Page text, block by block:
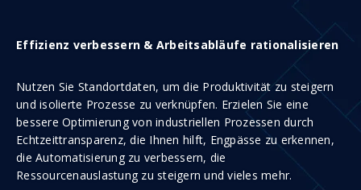
Effizienz verbessern & Arbeitsabläufe rationalisieren
Nutzen Sie Standortdaten, um die Produktivität zu steigern
und isolierte Prozesse zu verknüpfen. Erzielen Sie eine
bessere Optimierung von industriellen Prozessen durch
Echtzeittransparenz, die Ihnen hilft, Engpässe zu erkennen,
die Automatisierung zu verbessern, die
Ressourcenauslastung zu steigern und vieles mehr.